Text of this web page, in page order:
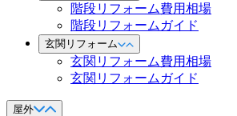
階段リフォーム費用相場
階段リフォームガイド
玄関リフォーム
玄関リフォーム費用相場
玄関リフォームガイド
屋外